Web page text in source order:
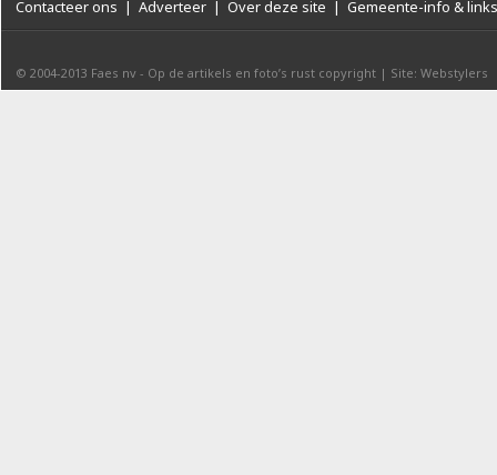
Contacteer ons | Adverteer | Over deze site | Gemeente-info & links
© 2004-2013 Faes nv - Op de artikels en foto’s rust copyright | Site: Webstylers